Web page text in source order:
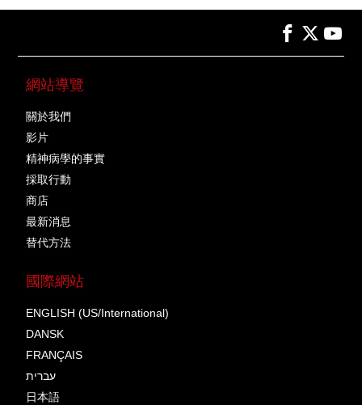
網站導覽
關於我們
影片
精神病學的事實
採取行動
商店
最新消息
替代方法
國際網站
ENGLISH (US/International)
DANSK
FRANÇAIS
עברית
日本語